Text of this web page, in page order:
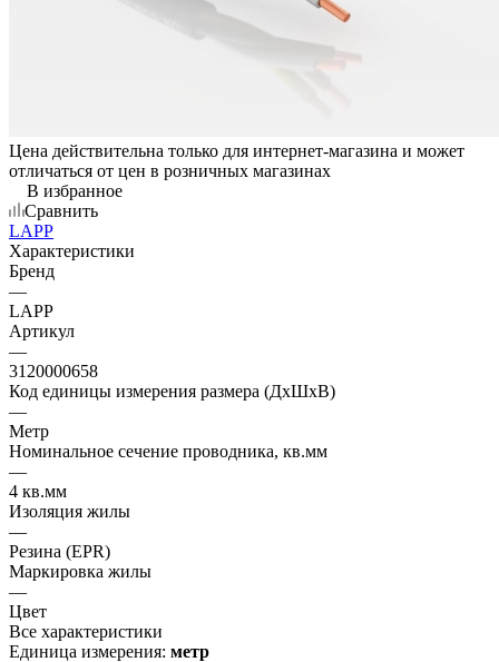
Цена действительна только для интернет-магазина и может
отличаться от цен в розничных магазинах
В избранное
Сравнить
LAPP
Характеристики
Бренд
—
LAPP
Артикул
—
3120000658
Код единицы измерения размера (ДхШхВ)
—
Метр
Номинальное сечение проводника, кв.мм
—
4 кв.мм
Изоляция жилы
—
Резина (EPR)
Маркировка жилы
—
Цвет
Все характеристики
Единица измерения: метр